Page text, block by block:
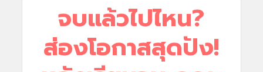
จบแล้วไปไหน?
ส่องโอกาสสุดปัง!